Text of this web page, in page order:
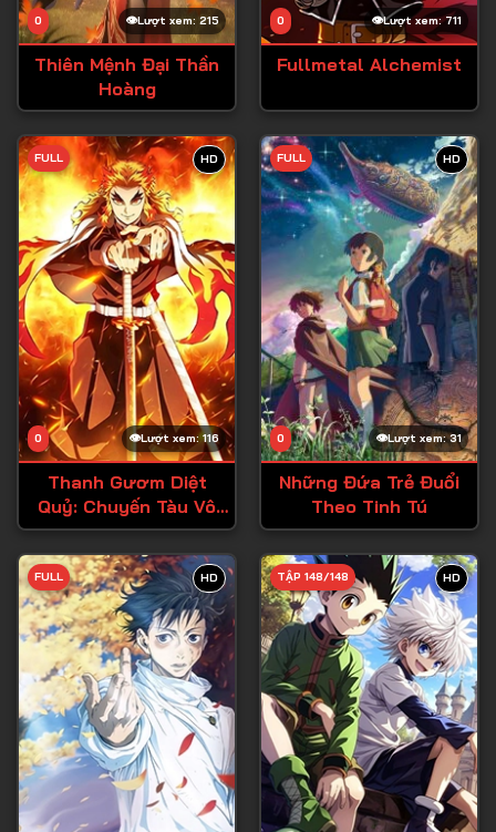
Lượt xem: 215
0
Thiên Mệnh Đại Thần
Hoàng
Lượt xem: 711
0
Fullmetal Alchemist
HD
Lượt xem: 116
0
FULL
Thanh Gươm Diệt
Quỷ: Chuyến Tàu Vô
Tận
HD
Lượt xem: 31
0
FULL
Những Đứa Trẻ Đuổi
Theo Tinh Tú
HD
FULL HD
TẬP 148/148